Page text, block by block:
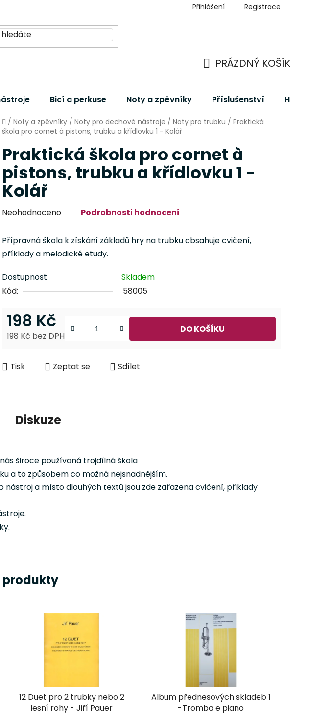
Přihlášení Registrace
KOŠÍK
PRÁZDNÝ KOŠÍK
Bicí a perkuse Noty a zpěvníky Příslušenství Hudební
Domů
/ Noty a zpěvníky / Noty pro dechové nástroje / Noty pro trubku / Praktická
škola pro cornet à pistons, trubku a křídlovku 1 - Kolář
Praktická škola pro cornet à
pistons, trubku a křídlovku 1 -
Kolář
Průměrné
produktu
0,0
z
5
Neohodnoceno Podrobnosti hodnocení
Přípravná škola k získání základů hry na trubku obsahuje cvičení,
příklady a melodické etudy.
Dostupnost
Skladem
Kód:
58005
198 Kč
198 Kč bez DPH
DO KOŠÍKU
Tisk Zeptat se Sdílet
Diskuze
široce používaná trojdílná škola
a to způsobem co možná nejsnadnějším.
a místo dlouhých textů jsou zde zařazena cvičení, přiklady
produkty
12 Duet pro 2 trubky nebo 2
lesní rohy - Jiří Pauer
Album přednesových skladeb 1
-Tromba e piano